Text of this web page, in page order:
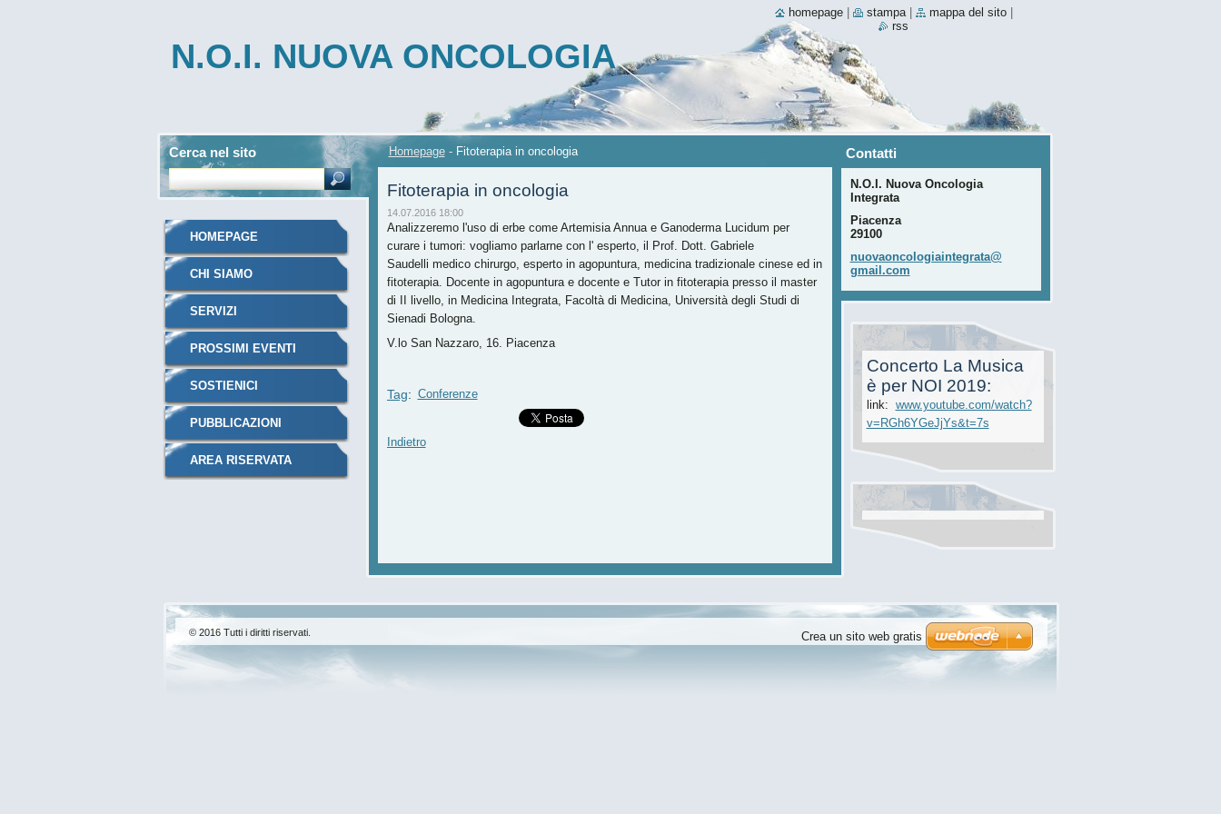
N.O.I. NUOVA ONCOLOGIA
Homepage - Fitoterapia in oncologia
Fitoterapia in oncologia
14.07.2016 18:00
Analizzeremo l'uso di erbe come Artemisia Annua e Ganoderma Lucidum per
curare i tumori: vogliamo parlarne con l' esperto, il Prof. Dott. Gabriele
Saudelli medico chirurgo, esperto in agopuntura, medicina tradizionale cinese ed in
fitoterapia. Docente in agopuntura e docente e Tutor in fitoterapia presso il master
di II livello, in Medicina Integrata, Facoltà di Medicina, Università degli Studi di
Sienadi Bologna.
V.lo San Nazzaro, 16. Piacenza
Tag: Conferenze
Indietro
HOMEPAGE
CHI SIAMO
SERVIZI
PROSSIMI EVENTI
SOSTIENICI
PUBBLICAZIONI
AREA RISERVATA
Contatti
N.O.I. Nuova Oncologia
Integrata
Piacenza
29100
nuovaoncologiaintegrata@
gmail.com
Concerto La Musica
è per NOI 2019:
link: www.youtube.com/watch?
v=RGh6YGeJjYs&t=7s
Cerca nel sito
homepage stampa mappa del sito
rss
© 2016 Tutti i diritti riservati. Crea un sito web gratis